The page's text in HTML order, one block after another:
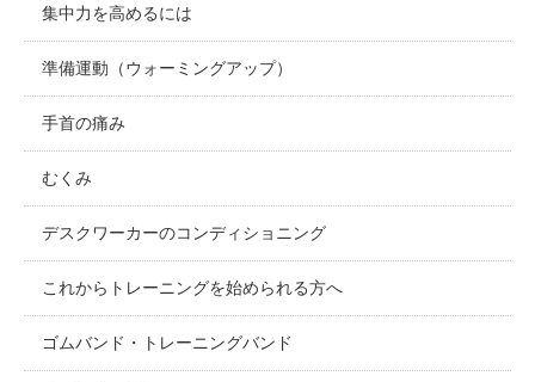
集中力を高めるには
準備運動（ウォーミングアップ）
手首の痛み
むくみ
デスクワーカーのコンディショニング
これからトレーニングを始められる方へ
ゴムバンド・トレーニングバンド